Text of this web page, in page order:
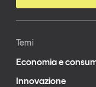
Temi
Economia e
Innovazione